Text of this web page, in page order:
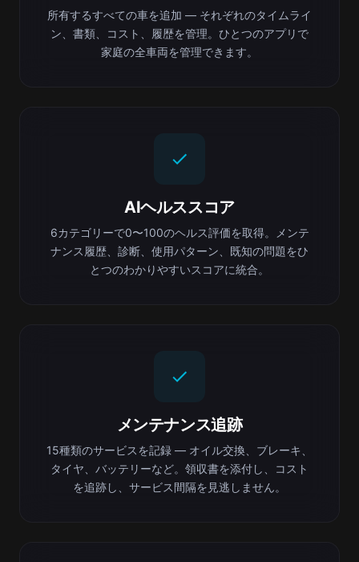
所有するすべての車を追加 — それぞれのタイムライ
ン、書類、コスト、履歴を管理。ひとつのアプリで
家庭の全車両を管理できます。
AIヘルススコア
6カテゴリーで0〜100のヘルス評価を取得。メンテ
ナンス履歴、診断、使用パターン、既知の問題をひ
とつのわかりやすいスコアに統合。
メンテナンス追跡
15種類のサービスを記録 — オイル交換、ブレーキ、
タイヤ、バッテリーなど。領収書を添付し、コスト
を追跡し、サービス間隔を見逃しません。